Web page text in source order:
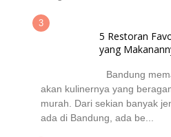
5 Restoran
yang
Bandung
akan kulinernya yang
murah. Dari sekian banyak
ada di Bandung, ada be...